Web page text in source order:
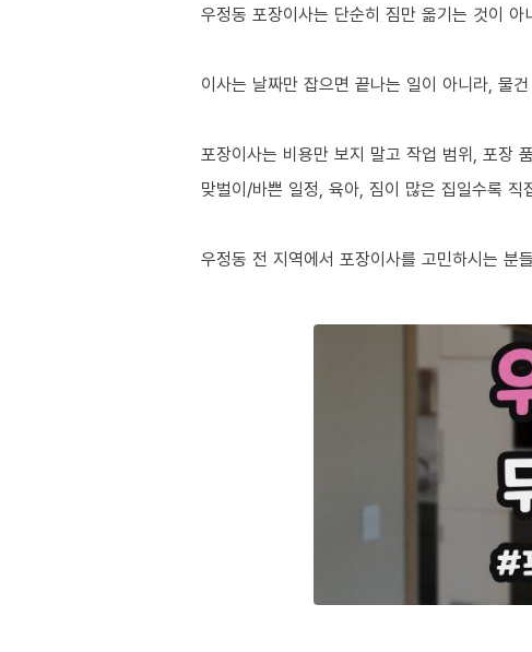
우정동 포장이사는 단순히 짐만 옮기는 것이
이사는 날짜만 잡으면 끝나는 일이 아니라, 물
포장이사는 비용만 보지 말고 작업 범위, 포장
맞벌이/바쁜 일정, 육아, 짐이 많은 집일수록
우정동 전 지역에서 포장이사를 고민하시는 분